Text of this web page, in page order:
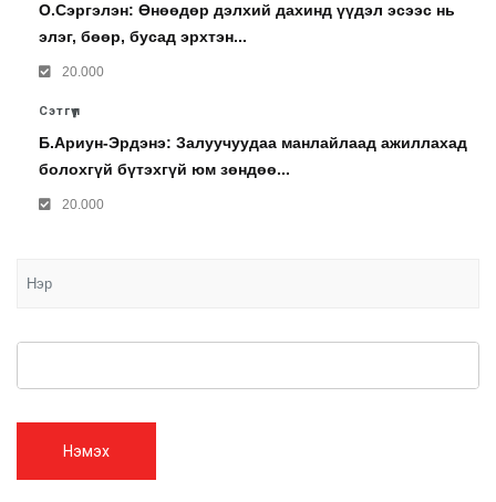
О.Сэргэлэн: Өнөөдөр дэлхий дахинд үүдэл эсээс нь
элэг, бөөр, бусад эрхтэн...
20.000
Сэтгүүл
Б.Ариун-Эрдэнэ: Залуучуудаа манлайлаад ажиллахад
болохгүй бүтэхгүй юм зөндөө...
20.000
Нэмэх